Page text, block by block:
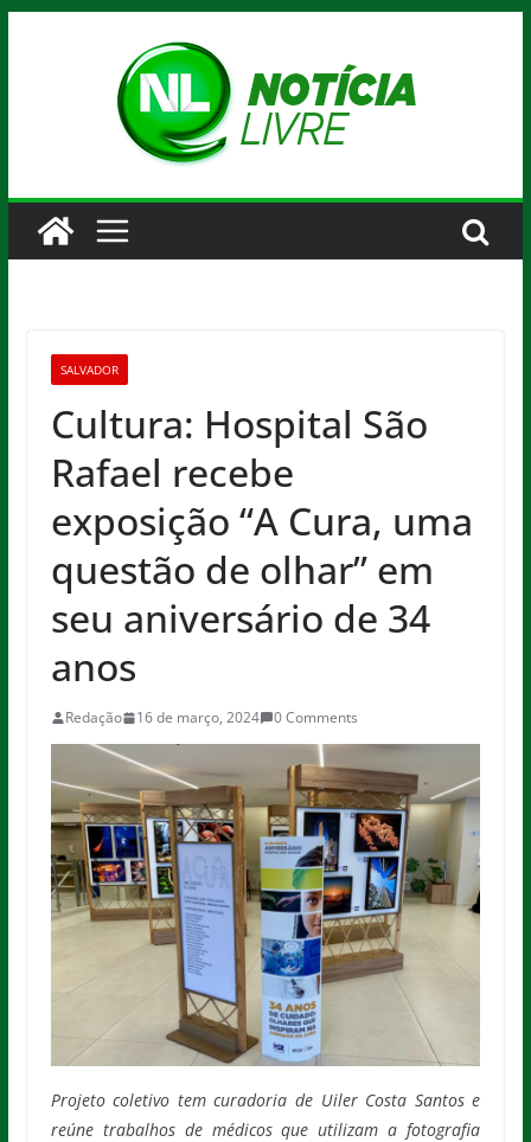
SALVADOR
Cultura: Hospital São
Rafael recebe
exposição “A Cura, uma
questão de olhar” em
seu aniversário de 34
anos
Redação 16 de março, 2024 0 Comments
Projeto coletivo tem curadoria de Uiler Costa Santos e
reúne trabalhos de médicos que utilizam a fotografia